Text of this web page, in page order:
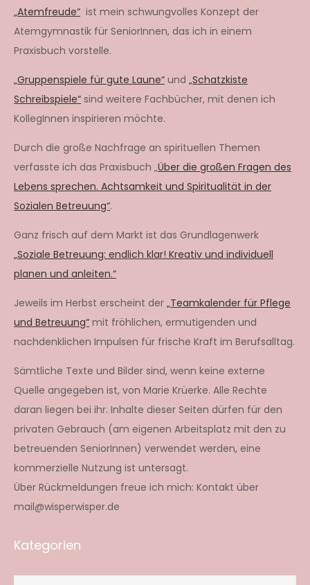
„Atemfreude“ ist mein schwungvolles Konzept der
Atemgymnastik für SeniorInnen, das ich in einem
Praxisbuch vorstelle.
„Gruppenspiele für gute Laune“ und „Schatzkiste
Schreibspiele“ sind weitere Fachbücher, mit denen ich
KollegInnen inspirieren möchte.
Durch die große Nachfrage an spirituellen Themen
verfasste ich das Praxisbuch „Über die großen Fragen des
Lebens sprechen. Achtsamkeit und Spiritualität in der
Sozialen Betreuung“.
Ganz frisch auf dem Markt ist das Grundlagenwerk
„Soziale Betreuung: endlich klar! Kreativ und individuell
planen und anleiten.“
Jeweils im Herbst erscheint der „Teamkalender für Pflege
und Betreuung“ mit fröhlichen, ermutigenden und
nachdenklichen Impulsen für frische Kraft im Berufsalltag.
Sämtliche Texte und Bilder sind, wenn keine externe
Quelle angegeben ist, von Marie Krüerke. Alle Rechte
daran liegen bei ihr. Inhalte dieser Seiten dürfen für den
privaten Gebrauch (am eigenen Arbeitsplatz mit den zu
betreuenden SeniorInnen) verwendet werden, eine
kommerzielle Nutzung ist untersagt.
Über Rückmeldungen freue ich mich: Kontakt über
mail@wisperwisper.de
Kategorien